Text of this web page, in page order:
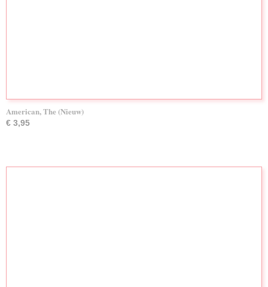
American, The (Nieuw)
€ 3,95